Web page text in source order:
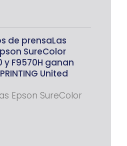
de prensaLas
SureColor
y F9570H ganan
United
Epson SureColor